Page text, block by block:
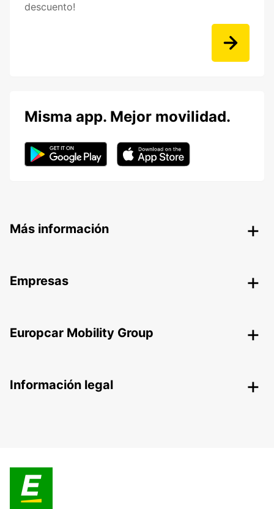
descuento!
Misma app. Mejor movilidad.
Más información
Empresas
Europcar Mobility Group
Información legal